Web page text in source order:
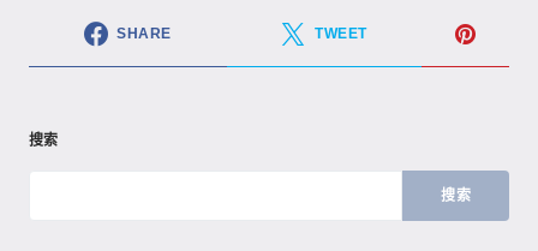
SHARE TWEET
搜索
搜索